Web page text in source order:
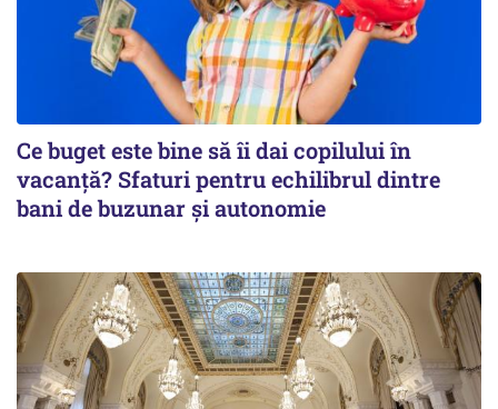
Ce buget este bine să îi dai copilului în
vacanță? Sfaturi pentru echilibrul dintre
bani de buzunar și autonomie